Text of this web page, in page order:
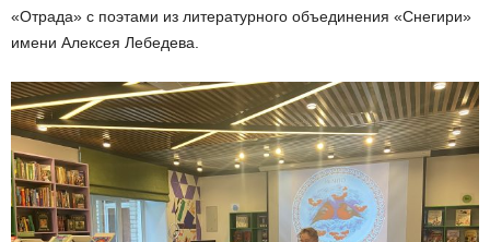
«Отрада» с поэтами из литературного объединения «Снегири»
имени Алексея Лебедева.